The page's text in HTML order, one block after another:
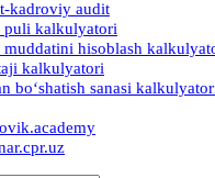
kadroviy audit
puli kalkulyatori
muddatini hisoblash
kalkulyatori
boʻshatish sanasi